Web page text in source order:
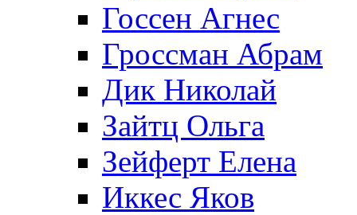
Госсен Агнес
Гроссман Абрам
Дик Николай
Зайтц Ольга
Зейферт Елена
Иккес Яков